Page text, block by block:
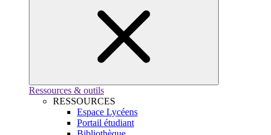
Ressources & outils
RESSOURCES
Espace Lycéens
Portail étudiant